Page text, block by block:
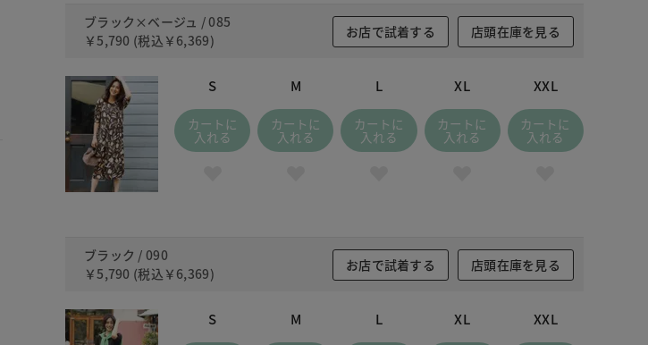
ブラック×ベージュ / 085
￥5,790 (税込 ￥6,369)
お店で試着する 店頭在庫を見る
S
カートに
入れる
M
カートに
入れる
L
カートに
入れる
XL
カートに
入れる
XXL
カートに
入れる
ブラック / 090
￥5,790 (税込 ￥6,369)
お店で試着する 店頭在庫を見る
S M L XL XXL